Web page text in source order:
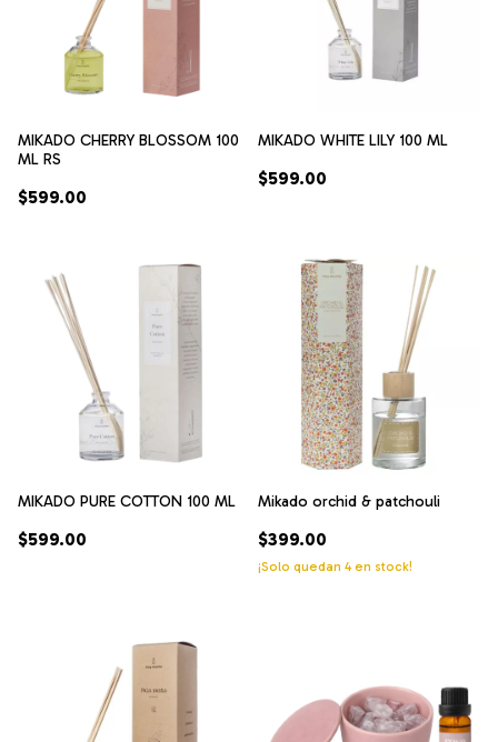
MIKADO CHERRY BLOSSOM 100
ML RS
$599.00
MIKADO WHITE LILY 100 ML
$599.00
MIKADO PURE COTTON 100 ML
$599.00
Mikado orchid & patchouli
$399.00
¡Solo quedan 4en stock!